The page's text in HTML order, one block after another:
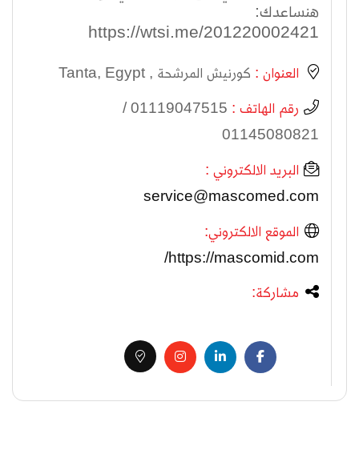
هنساعدك:
https://wtsi.me/201220002421
العنوان : كورنيش المرشحة , Tanta, Egypt
رقم الهاتف :
01119047515 /
01145080821
البريد الالكتروني :
service@mascomed.com
الموقع الالكتروني:
https://mascomid.com/
مشاركة: